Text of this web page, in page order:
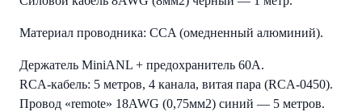
Материал проводника: CCA (омедненный алюминий).
Держатель MiniANL + предохранитель 60A.
RCA-кабель: 5 метров, 4 канала, витая пара (RCA-0450).
Провод «remote» 18AWG (0,75мм2) синий — 5 метров.